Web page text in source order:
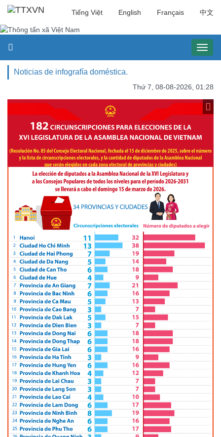
Tiếng Việt English Français 中文
Noticias de infografía doméstica.
Thứ 7, 08-08-2026, 01:28